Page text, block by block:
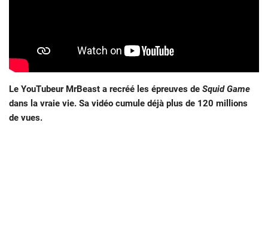
Le YouTubeur MrBeast a recréé les épreuves de Squid Game
dans la vraie vie. Sa vidéo cumule déjà plus de 120 millions
de vues.